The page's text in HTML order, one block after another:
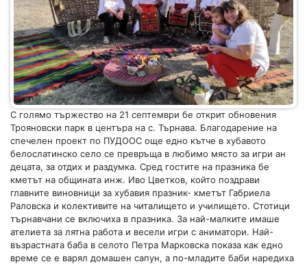
С голямо тържество на 21 септември бе открит обновения
Трояновски парк в центъра на с. Търнава. Благодарение на
спечелен проект по ПУДООС още едно кътче в хубавото
белослатинско село се превръща в любимо място за игри ан
децата, за отдих и раздумка. Сред гостите на празника бе
кметът на общината инж. Иво Цветков, който поздрави
главните виновници за хубавия празник- кметът Габриела
Раловска и колективите на читалището и училището. Стотици
търнавчани се включиха в празника. За най-малките имаше
ателиета за лятна работа и весели игри с аниматори. Най-
възрастната баба в селото Петра Марковска показа как едно
време се е варял домашен сапун, а по-младите баби наредиха